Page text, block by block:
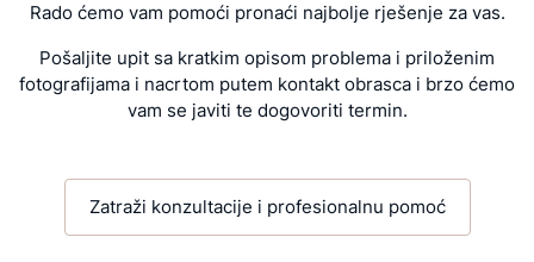
Rado ćemo vam pomoći pronaći najbolje rješenje za vas.
Pošaljite upit sa kratkim opisom problema i priloženim
fotografijama i nacrtom putem kontakt obrasca i brzo ćemo
vam se javiti te dogovoriti termin.
Zatraži konzultacije i profesionalnu pomoć